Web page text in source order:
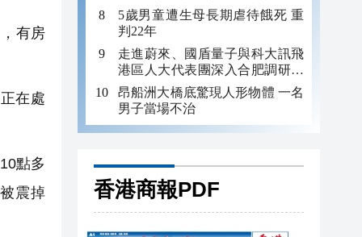
有房
在處
點多
震掉
5歲男童遭生母長期虐待餓死 重
判22年
走進蔚來、國盾量子與科大訊飛
港區人大代表團深入合肥調研科
創成果
昂船洲大橋底驚現人形物體 一名
男子當場不治
香港商報PDF